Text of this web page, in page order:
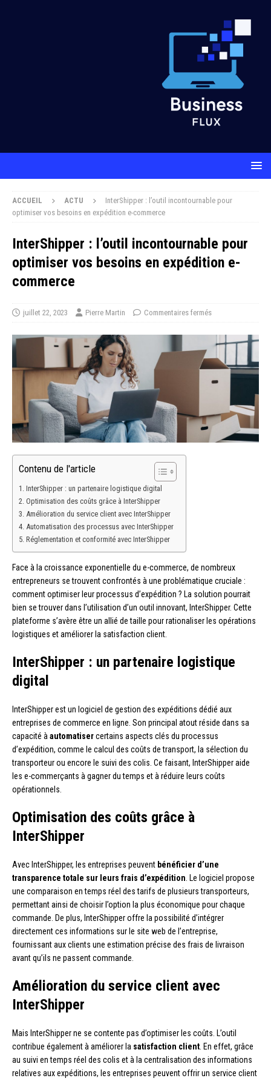
ACCUEIL ACTU
InterShipper : l’outil incontournable pour
optimiser vos besoins en expédition e-commerce
InterShipper : l’outil incontournable pour
optimiser vos besoins en expédition e-
commerce
juillet 22, 2023 Pierre Martin Commentaires fermés
Contenu de l'article
InterShipper : un partenaire logistique digital
Optimisation des coûts grâce à InterShipper
Amélioration du service client avec InterShipper
Automatisation des processus avec InterShipper
Réglementation et conformité avec InterShipper
Face à la croissance exponentielle du e-commerce, de nombreux
entrepreneurs se trouvent confrontés à une problématique cruciale :
comment optimiser leur processus d’expédition ? La solution pourrait
bien se trouver dans l’utilisation d’un outil innovant, InterShipper. Cette
plateforme s’avère être un allié de taille pour rationaliser les opérations
logistiques et améliorer la satisfaction client.
InterShipper : un partenaire logistique
digital
InterShipper est un logiciel de gestion des expéditions dédié aux
entreprises de commerce en ligne. Son principal atout réside dans sa
capacité àautomatisercertains aspects clés du processus
d’expédition, comme le calcul des coûts de transport, la sélection du
transporteur ou encore le suivi des colis. Ce faisant, InterShipper aide
les e-commerçants à gagner du temps et à réduire leurs coûts
opérationnels.
Optimisation des coûts grâce à
InterShipper
Avec InterShipper, les entreprises peuvent bénéficier d’une
transparence totale sur leurs frais d’expédition. Le logiciel propose
une comparaison en temps réel des tarifs de plusieurs transporteurs,
permettant ainsi de choisir l’option la plus économique pour chaque
commande. De plus, InterShipper offre la possibilité d’intégrer
directement ces informations sur le site web de l’entreprise,
fournissant aux clients une estimation précise des frais de livraison
avant qu’ils ne passent commande.
Amélioration du service client avec
InterShipper
Mais InterShipper ne se contente pas d’optimiser les coûts. L’outil
contribue également à améliorer la satisfaction client. En effet, grâce
au suivi en temps réel des colis et à la centralisation des informations
relatives aux expéditions, les entreprises peuvent offrir un service client